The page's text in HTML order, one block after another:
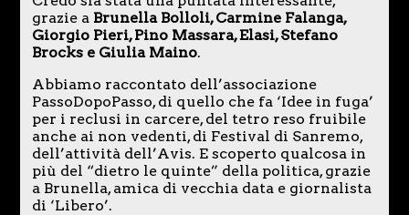
grazie a Brunella Bolloli, Carmine Falanga,
Giorgio Pieri, Pino Massara, Elasi, Stefano
Brocks e Giulia Maino.
Abbiamo raccontato dell’associazione
PassoDopoPasso, di quello che fa ‘Idee in fuga’
per i reclusi in carcere, del tetro reso fruibile
anche ai non vedenti, di Festival di Sanremo,
dell’attività dell’Avis. E scoperto qualcosa in
più del “dietro le quinte” della politica, grazie
a Brunella, amica di vecchia data e giornalista
di ‘Libero’.